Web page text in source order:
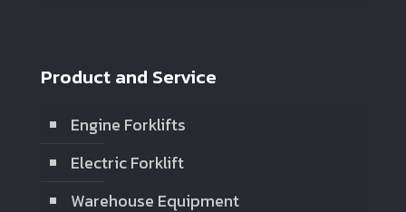
Product and Service
Engine Forklifts
Electric Forklift
Warehouse Equipment